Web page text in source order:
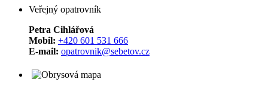
Veřejný opatrovník
Petra Cihlářová
Mobil: +420 601 531 666
E-mail: opatrovnik@sebetov.cz